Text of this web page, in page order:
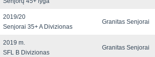
2019/20
Senjorai 35+ A Divizionas
Granitas Senjorai
2019 m.
SFL B Divizionas
Granitas Senjorai